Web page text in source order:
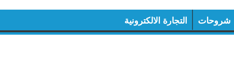
شروحات التجارة الالكترونية